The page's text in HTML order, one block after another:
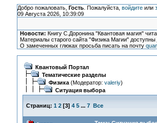
Добро пожаловать, Гость. Пожалуйста, войдитеили
09 Августа 2026, 10:39:09
Новости: Книгу С.Доронина "Квантовая магия"
Материалы старого сайта "Физика Магии"
О замеченных глюках просьба писать на почту
Квантовый Портал
Тематические разделы
Физика(Модератор: valeriy)
Ситуация выбора
Страниц: 1 2[3] 4 5 ... 7 Все